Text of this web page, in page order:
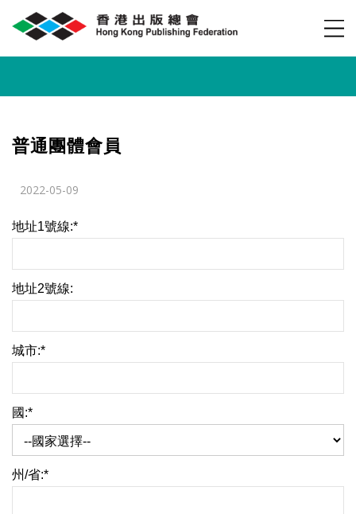
普通團體會員
2022-05-09
地址1號線:*
地址2號線:
城市:*
國:*
州/省:*